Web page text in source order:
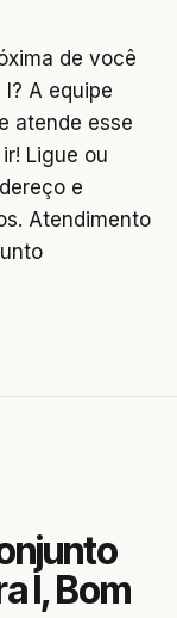
de você
A equipe
atende esse
Ligue ou
e
Atendimento
I, Bom